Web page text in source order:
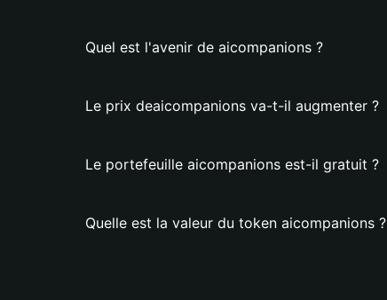
Quel est l'avenir de aicompanions ?
Le prix deaicompanions va-t-il augmenter ?
Le portefeuille aicompanions est-il gratuit ?
Quelle est la valeur du token aicompanions ?